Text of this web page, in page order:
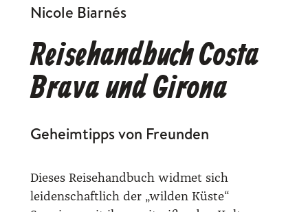
Nicole Biarnés
Reisehandbuch Costa
Brava und Girona
Geheimtipps von Freunden
Dieses Reisehandbuch widmet sich
leidenschaftlich der „wilden Küste“